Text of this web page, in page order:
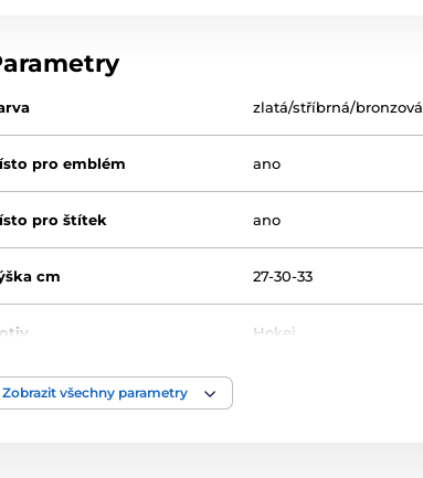
zlatá/stříbrná/bronzová
pro emblém ano
pro štítek ano
cm 27-30-33
Hokej
ocenění
Zobrazit všechny parametry